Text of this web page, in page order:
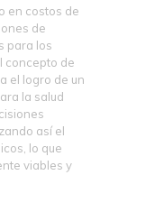
en costos de
de
para los
concepto de
el logro de un
la salud
así el
lo que
viables y